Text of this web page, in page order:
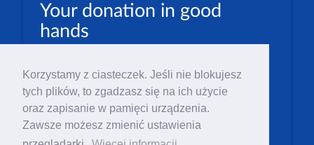
Korzystamy z ciasteczek. Jeśli nie blokujesz
tych plików, to zgadzasz się na ich użycie
oraz zapisanie w pamięci urządzenia.
Zawsze możesz zmienić ustawienia
Your donation in good
hands
EUR: 23 1600 1462 1884 8633 6000 0004
Numer IBAN: PL23 1 600 1462 1884 8633 6000
0004
Numer BIC/SWIFT: PPABPLPK